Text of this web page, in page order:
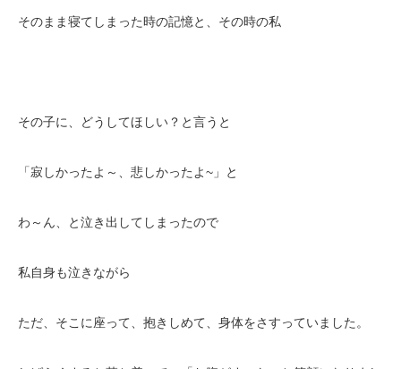
そのまま寝てしまった時の記憶と、その時の私
その子に、どうしてほしい？と言うと
「寂しかったよ～、悲しかったよ~」と
わ～ん、と泣き出してしまったので
私自身も泣きながら
ただ、そこに座って、抱きしめて、身体をさすっていました。